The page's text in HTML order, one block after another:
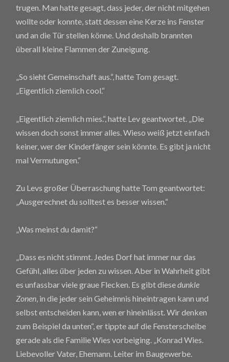
trugen. Man hatte gesagt, dass jeder, der nicht mitgehen
wollte oder konnte, statt dessen eine Kerze ins Fenster
und an die Tür stellen könne. Und deshalb brannten
überall kleine Flammen der Zuneigung.
„So sieht Gemeinschaft aus.“, hatte Tom gesagt.
„Eigentlich ziemlich cool.“
„Eigentlich ziemlich mies.“, hatte Lev geantwortet. „Die
wissen doch sonst immer alles. Wieso weiß jetzt einfach
keiner, wer der Kinderfänger sein könnte. Es gibt ja nicht
mal Vermutungen.“
Zu Levs großer Überraschung hatte Tom geantwortet:
„Ausgerechnet du solltest es besser wissen.“
„Was meinst du damit?“
„Dass es nicht stimmt. Jedes Dorf hat immer nur das
Gefühl, alles über jeden zu wissen. Aber in Wahrheit gibt
es unfassbar viele graue Flecken. Es gibt diesedunkle
Zonen, in die jeder sein Geheimnis hineintragen kann und
selbst entscheiden kann, wen er hineinlässt. Wir denken
zum Beispiel da unten“, er tippte auf die Fensterscheibe
gerade als die Familie Wies vorbeiging. „Konrad Wies.
Liebevoller Vater, Ehemann. Leiter im Baugewerbe.